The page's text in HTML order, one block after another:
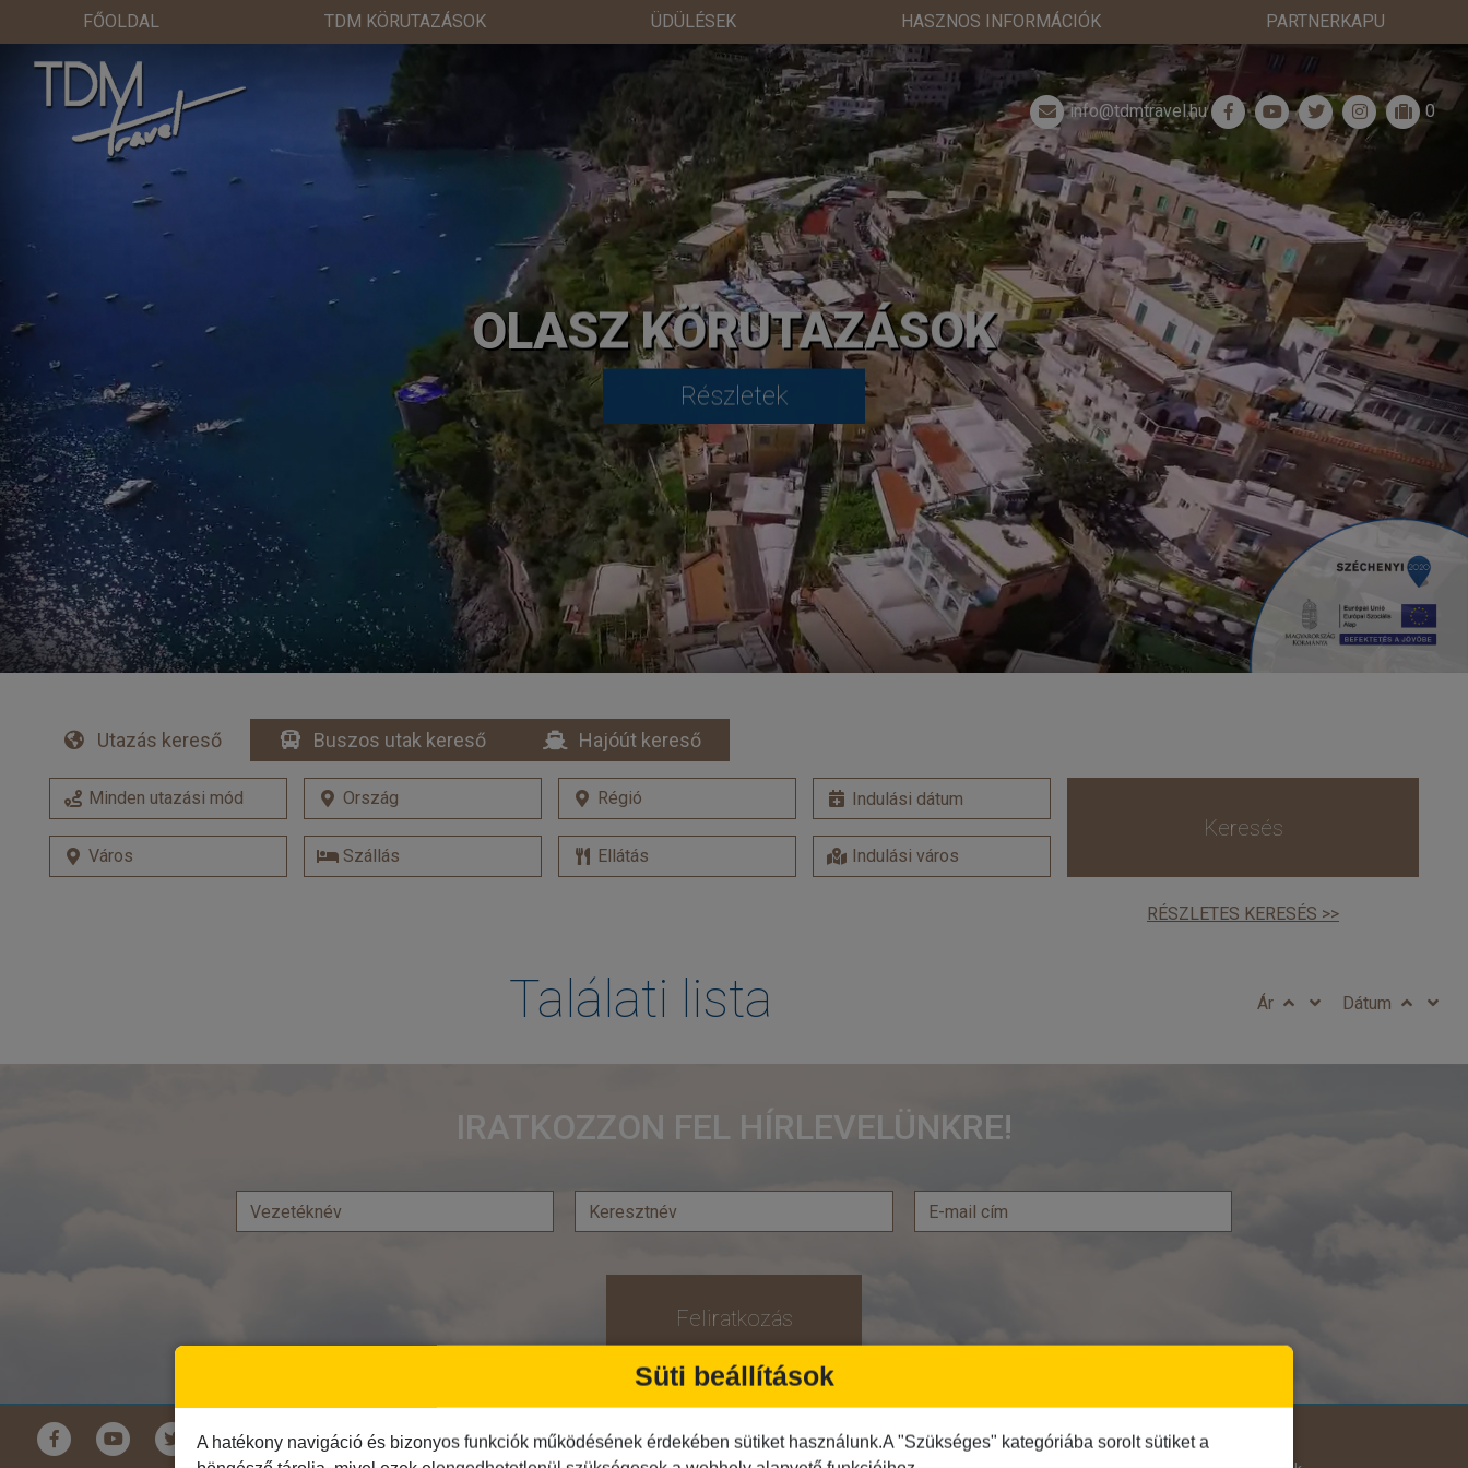
FŐOLDAL TDM KÖRUTAZÁSOK ÜDÜLÉSEK HASZNOS INFORMÁCIÓK PARTNERKAPU
info@tdmtravel.hu 0
OLASZ KÖRUTAZÁSOK
Részletek
Utazás kereső Buszos utak kereső Hajóút kereső
Keresés
RÉSZLETES KERESÉS >>
Találati lista Ár Dátum
IRATKOZZON FEL HÍRLEVELÜNKRE!
Feliratkozás
Földrészek Közlekedés Programtípus Útjellemző
Süti beállítások
A hatékony navigáció és bizonyos funkciók működésének érdekében sütiket használunk.A "Szükséges" kategóriába sorolt sütiket a